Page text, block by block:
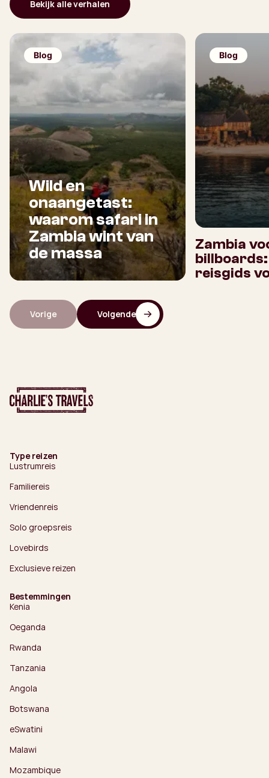
Bekijk alle verhalen
Blog
Wild en
onaangetast:
waarom safari in
Zambia wint van
de massa
Blog
Zambia
reisgids
Vorige Volgende
Type reizen
Lustrumreis
Familiereis
Vriendenreis
Solo groepsreis
Lovebirds
Exclusieve reizen
Bestemmingen
Kenia
Oeganda
Rwanda
Tanzania
Angola
Botswana
eSwatini
Malawi
Mozambique